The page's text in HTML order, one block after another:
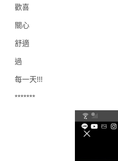
歡喜
關心
舒適
過
每一天!!!
*******